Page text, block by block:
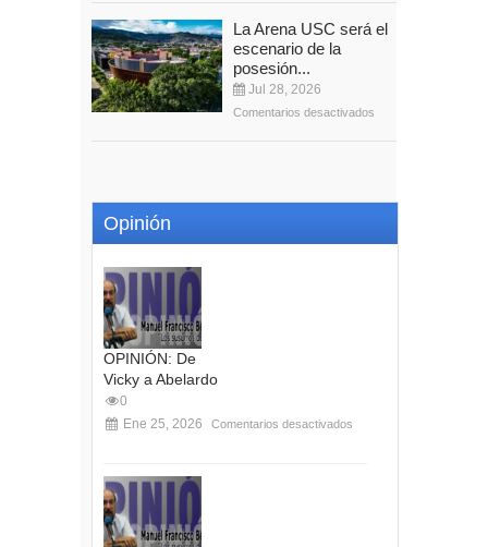
La Arena USC será el
escenario de la
posesión...
Jul 28, 2026
Comentarios desactivados
Opinión
OPINIÓN: De
Vicky a Abelardo
0
Ene 25, 2026
Comentarios desactivados